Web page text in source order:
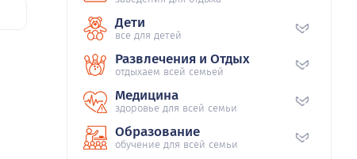
Дети
все для детей
Развлечения и Отдых
отдыхаем всей семьей
Медицина
здоровье для всей семьи
Образование
обучение для всей семьи